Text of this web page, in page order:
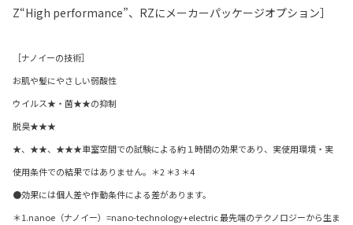
Z“High performance”、RZにメーカーパッケージオプション］
［ナノイーの技術］
お肌や髪にやさしい弱酸性
ウイルス★・菌★★の抑制
脱臭★★★
★、★★、★★★車室空間での試験による約１時間の効果であり、実使用環境・実
使用条件での結果ではありません。＊2 ＊3 ＊4
●効果には個人差や作動条件による差があります。
＊1.nanoe（ナノイー）=nano-technology+electric 最先端のテクノロジーから生ま